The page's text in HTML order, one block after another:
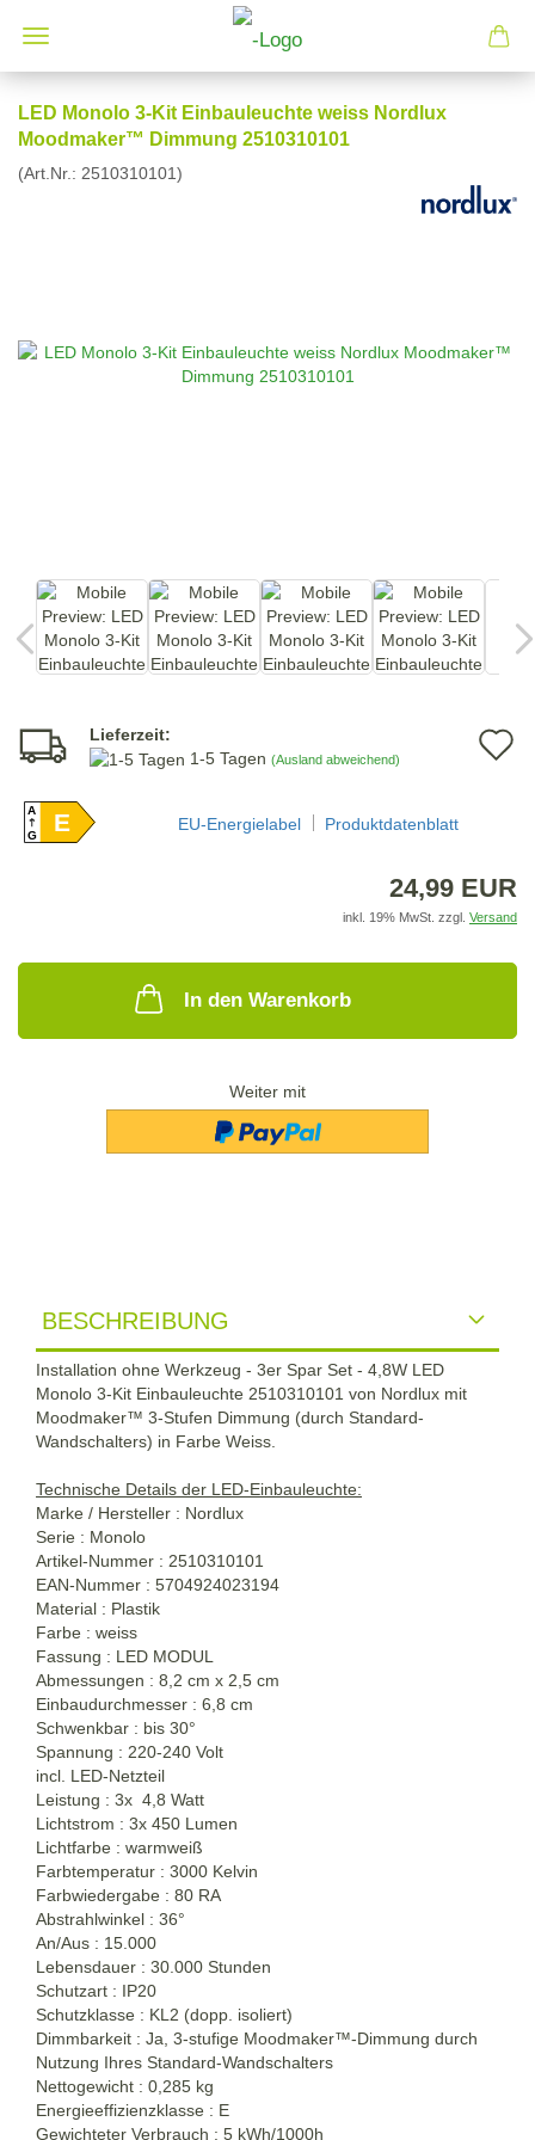
LED Monolo 3-Kit Einbauleuchte weiss Nordlux
Moodmaker™ Dimmung 2510310101
(Art.Nr.: 2510310101)
Lieferzeit:
1-5 Tagen (Ausland abweichend)
A
GE EU-Energielabel Produktdatenblatt
24,99 EUR
inkl. 19% MwSt. zzgl. Versand
In den Warenkorb
Weiter mit
BESCHREIBUNG
Installation ohne Werkzeug - 3er Spar Set - 4,8W LED
Monolo 3-Kit Einbauleuchte 2510310101 von Nordlux mit
Moodmaker™ 3-Stufen Dimmung (durch Standard-
Wandschalters) in Farbe Weiss.
Technische Details der LED-Einbauleuchte:
Marke / Hersteller : Nordlux
Serie : Monolo
Artikel-Nummer : 2510310101
EAN-Nummer : 5704924023194
Material : Plastik
Farbe : weiss
Fassung : LED MODUL
Abmessungen : 8,2 cm x 2,5 cm
Einbaudurchmesser : 6,8 cm
Schwenkbar : bis 30°
Spannung : 220-240 Volt
incl. LED-Netzteil
Leistung : 3x 4,8 Watt
Lichtstrom : 3x 450 Lumen
Lichtfarbe : warmweiß
Farbtemperatur : 3000 Kelvin
Farbwiedergabe : 80 RA
Abstrahlwinkel : 36°
An/Aus : 15.000
Lebensdauer : 30.000 Stunden
Schutzart : IP20
Schutzklasse : KL2 (dopp. isoliert)
Dimmbarkeit : Ja, 3-stufige Moodmaker™-Dimmung durch
Nutzung Ihres Standard-Wandschalters
Nettogewicht : 0,285 kg
Energieeffizienzklasse : E
Gewichteter Verbrauch : 5 kWh/1000h